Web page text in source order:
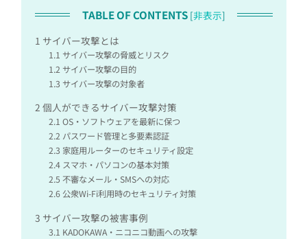
TABLE OF CONTENTS [非表示]
1 サイバー攻撃とは
1.1 サイバー攻撃の脅威とリスク
1.2 サイバー攻撃の目的
1.3 サイバー攻撃の対象者
2 個人ができるサイバー攻撃対策
2.1 OS・ソフトウェアを最新に保つ
2.2 パスワード管理と多要素認証
2.3 家庭用ルーターのセキュリティ設定
2.4 スマホ・パソコンの基本対策
2.5 不審なメール・SMSへの対応
2.6 公衆Wi-Fi利用時のセキュリティ対策
3 サイバー攻撃の被害事例
3.1 KADOKAWA・ニコニコ動画への攻撃